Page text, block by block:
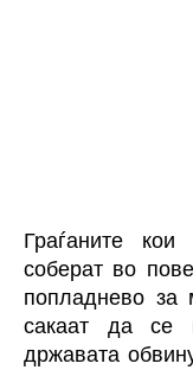
Граѓаните
соберат во
попладнево за
сакаат да се
државата